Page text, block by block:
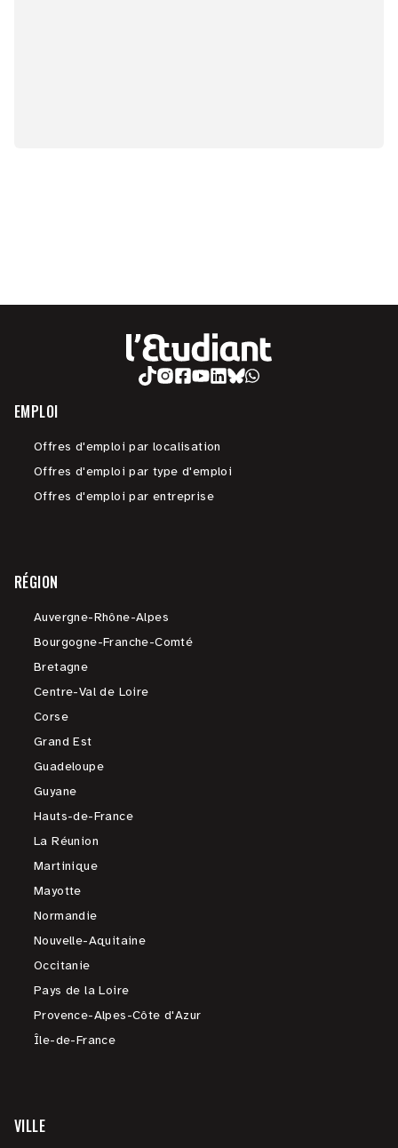
EMPLOI
Offres d'emploi par localisation
Offres d'emploi par type d'emploi
Offres d'emploi par entreprise
RÉGION
Auvergne-Rhône-Alpes
Bourgogne-Franche-Comté
Bretagne
Centre-Val de Loire
Corse
Grand Est
Guadeloupe
Guyane
Hauts-de-France
La Réunion
Martinique
Mayotte
Normandie
Nouvelle-Aquitaine
Occitanie
Pays de la Loire
Provence-Alpes-Côte d'Azur
Île-de-France
VILLE